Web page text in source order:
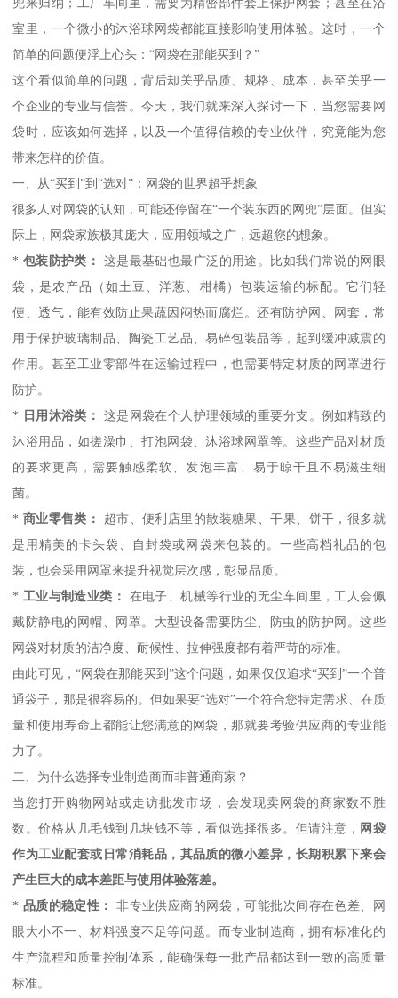
室里，一个微小的沐浴球网袋都能直接影响使用体验。这时，一个
简单的问题便浮上心头：“网袋在那能买到？”
这个看似简单的问题，背后却关乎品质、规格、成本，甚至关乎一
个企业的专业与信誉。今天，我们就来深入探讨一下，当您需要网
袋时，应该如何选择，以及一个值得信赖的专业伙伴，究竟能为您
带来怎样的价值。
一、从“买到”到“选对”：网袋的世界超乎想象
很多人对网袋的认知，可能还停留在“一个装东西的网兜”层面。但实
际上，网袋家族极其庞大，应用领域之广，远超您的想象。
* 包装防护类：
这是最基础也最广泛的用途。比如我们常说的网眼
袋，是农产品（如土豆、洋葱、柑橘）包装运输的标配。它们轻
便、透气，能有效防止果蔬因闷热而腐烂。还有防护网、网套，常
用于保护玻璃制品、陶瓷工艺品、易碎包装品等，起到缓冲减震的
作用。甚至工业零部件在运输过程中，也需要特定材质的网罩进行
防护。
* 日用沐浴类：
这是网袋在个人护理领域的重要分支。例如精致的
沐浴用品，如搓澡巾、打泡网袋、沐浴球网罩等。这些产品对材质
的要求更高，需要触感柔软、发泡丰富、易于晾干且不易滋生细
菌。
* 商业零售类：
超市、便利店里的散装糖果、干果、饼干，很多就
是用精美的卡头袋、自封袋或网袋来包装的。一些高档礼品的包
装，也会采用网罩来提升视觉层次感，彰显品质。
* 工业与制造业类：
在电子、机械等行业的无尘车间里，工人会佩
戴防静电的网帽、网罩。大型设备需要防尘、防虫的防护网。这些
网袋对材质的洁净度、耐候性、拉伸强度都有着严苛的标准。
由此可见，“网袋在那能买到”这个问题，如果仅仅追求“买到”一个普
通袋子，那是很容易的。但如果要“选对”一个符合您特定需求、在质
量和使用寿命上都能让您满意的网袋，那就要考验供应商的专业能
力了。
二、为什么选择专业制造商而非普通商家？
当您打开购物网站或走访批发市场，会发现卖网袋的商家数不胜
数。价格从几毛钱到几块钱不等，看似选择很多。但请注意， 网袋
作为工业配套或日常消耗品，其品质的微小差异，长期积累下来会
产生巨大的成本差距与使用体验落差。
* 品质的稳定性：
非专业供应商的网袋，可能批次间存在色差、网
眼大小不一、材料强度不足等问题。而专业制造商，拥有标准化的
生产流程和质量控制体系，能确保每一批产品都达到一致的高质量
标准。